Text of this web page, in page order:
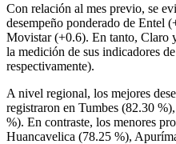
Con relación al mes previo, se
desempeño ponderado de Entel
Movistar (+0.6). En tanto, Claro
la medición de sus indicadores
respectivamente).
A nivel regional, los mejores
registraron en Tumbes (82.30
%). En contraste, los menores
Huancavelica (78.25 %),